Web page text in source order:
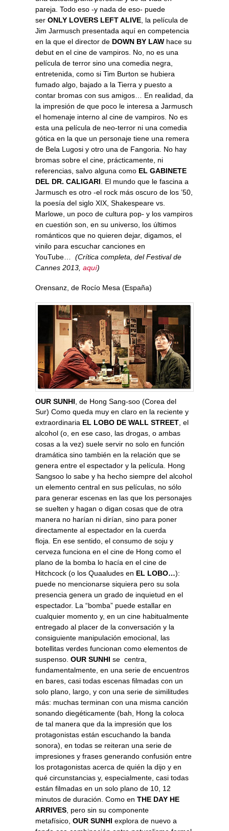
pareja. Todo eso -y nada de eso- puede
ser ONLY LOVERS LEFT ALIVE , la película de
Jim Jarmusch presentada aquí en competencia
en la que el director de DOWN BY LAW hace su
debut en el cine de vampiros. No, no es una
película de terror sino una comedia negra,
entretenida, como si Tim Burton se hubiera
fumado algo, bajado a la Tierra y puesto a
contar bromas con sus amigos… En realidad, da
la impresión de que poco le interesa a Jarmusch
el homenaje interno al cine de vampiros. No es
esta una película de neo-terror ni una comedia
gótica en la que un personaje tiene una remera
de Bela Lugosi y otro una de Fangoria. No hay
bromas sobre el cine, prácticamente, ni
referencias, salvo alguna como EL GABINETE
DEL DR. CALIGARI . El mundo que le fascina a
Jarmusch es otro -el rock más oscuro de los ’50,
la poesía del siglo XIX, Shakespeare vs.
Marlowe, un poco de cultura pop- y los vampiros
en cuestión son, en su universo, los últimos
románticos que no quieren dejar, digamos, el
vinilo para escuchar canciones en
YouTube…
(Crítica completa, del Festival de
Cannes 2013, aquí)
Orensanz, de Rocío Mesa (España)
OUR SUNHI , de Hong Sang-soo (Corea del
Sur) Como queda muy en claro en la reciente y
extraordinaria EL LOBO DE WALL STREET , el
alcohol (o, en ese caso, las drogas, o ambas
cosas a la vez) suele servir no solo en función
dramática sino también en la relación que se
genera entre el espectador y la película. Hong
Sangsoo lo sabe y ha hecho siempre del alcohol
un elemento central en sus películas, no sólo
para generar escenas en las que los personajes
se suelten y hagan o digan cosas que de otra
manera no harían ni dirían, sino para poner
directamente al espectador en la cuerda
floja. En ese sentido, el consumo de soju y
cerveza funciona en el cine de Hong como el
plano de la bomba lo hacía en el cine de
Hitchcock (o los Quaaludes en EL LOBO…):
puede no mencionarse siquiera pero su sola
presencia genera un grado de inquietud en el
espectador. La “bomba” puede estallar en
cualquier momento y, en un cine habitualmente
entregado al placer de la conversación y la
consiguiente manipulación emocional, las
botellitas verdes funcionan como elementos de
suspenso. OUR SUNHI se centra,
fundamentalmente, en una serie de encuentros
en bares, casi todas escenas filmadas con un
solo plano, largo, y con una serie de similitudes
más: muchas terminan con una misma canción
sonando diegéticamente (bah, Hong la coloca
de tal manera que da la impresión que los
protagonistas están escuchando la banda
sonora), en todas se reiteran una serie de
impresiones y frases generando confusión entre
los protagonistas acerca de quién la dijo y en
qué circunstancias y, especialmente, casi todas
están filmadas en un solo plano de 10, 12
minutos de duración. Como en THE DAY HE
ARRIVES , pero sin su componente
metafísico, OUR SUNHI explora de nuevo a